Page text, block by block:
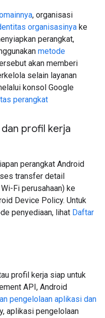
, organisasi
organisasinya ke
perangkat,
metode
akan memberi
selain layanan
konsol Google
perangkat
profil kerja
perangkat Android
transfer detail
Fi perusahaan) ke
Device Policy. Untuk
penyediaan, lihat Daftar
profil kerja siap untuk
API, Android
pengelolaan aplikasi dan
aplikasi pengelolaan